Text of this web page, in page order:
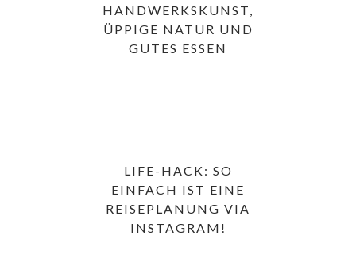
HANDWERKSKUNST,
ÜPPIGE NATUR UND
GUTES ESSEN
LIFE-HACK: SO
EINFACH IST EINE
REISEPLANUNG VIA
INSTAGRAM!